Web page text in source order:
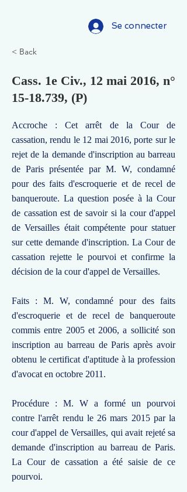
Se connecter
< Back
Cass. 1e Civ., 12 mai 2016, n°
15-18.739, (P)
Accroche : Cet arrêt de la Cour de
cassation, rendu le 12 mai 2016, porte sur le
rejet de la demande d'inscription au barreau
de Paris présentée par M. W, condamné
pour des faits d'escroquerie et de recel de
banqueroute. La question posée à la Cour
de cassation est de savoir si la cour d'appel
de Versailles était compétente pour statuer
sur cette demande d'inscription. La Cour de
cassation rejette le pourvoi et confirme la
décision de la cour d'appel de Versailles.
Faits : M. W, condamné pour des faits
d'escroquerie et de recel de banqueroute
commis entre 2005 et 2006, a sollicité son
inscription au barreau de Paris après avoir
obtenu le certificat d'aptitude à la profession
d'avocat en octobre 2011.
Procédure : M. W a formé un pourvoi
contre l'arrêt rendu le 26 mars 2015 par la
cour d'appel de Versailles, qui avait rejeté sa
demande d'inscription au barreau de Paris.
La Cour de cassation a été saisie de ce
pourvoi.